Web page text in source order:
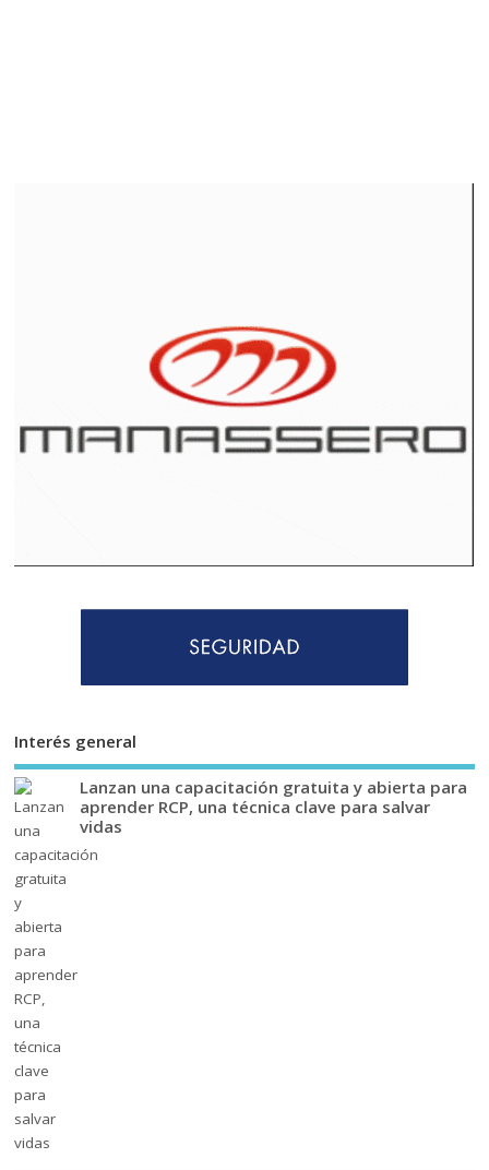
Interés general
Lanzan una capacitación gratuita y abierta para
aprender RCP, una técnica clave para salvar
vidas